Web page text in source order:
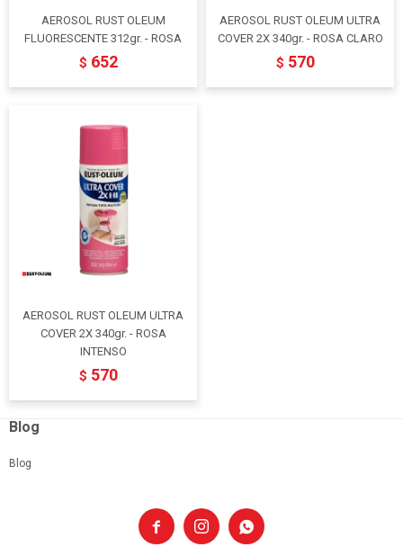
AEROSOL RUST OLEUM
FLUORESCENTE 312gr. - ROSA
$ 652
AEROSOL RUST OLEUM ULTRA
COVER 2X 340gr. - ROSA CLARO
$ 570
AEROSOL RUST OLEUM ULTRA
COVER 2X 340gr. - ROSA
INTENSO
$ 570
  
Blog
Blog